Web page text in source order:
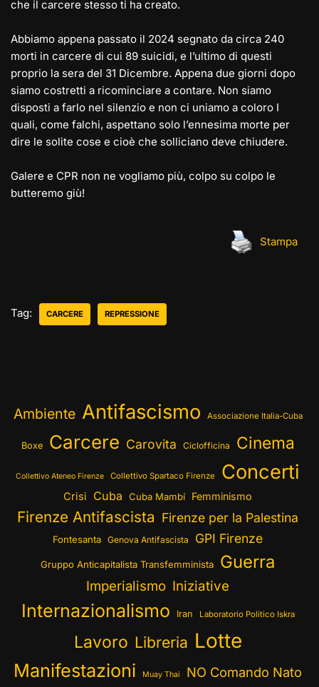
che il carcere stesso ti ha creato.
Abbiamo appena passato il 2024 segnato da circa 240
morti in carcere di cui 89 suicidi, e l’ultimo di questi
proprio la sera del 31 Dicembre. Appena due giorni dopo
siamo costretti a ricominciare a contare. Non siamo
disposti a farlo nel silenzio e non ci uniamo a coloro I
quali, come falchi, aspettano solo l’ennesima morte per
dire le solite cose e cioè che solliciano deve chiudere.
Galere e CPR non ne vogliamo più, colpo su colpo le
butteremo giù!
Stampa
Tag: CARCERE REPRESSIONE
Ambiente Antifascismo Associazione Italia-Cuba
Boxe Carcere Carovita Ciclofficina Cinema
Collettivo Ateneo Firenze Collettivo Spartaco Firenze Concerti
Crisi Cuba Cuba Mambí Femminismo
Firenze Antifascista Firenze per la Palestina
Fontesanta Genova Antifascista GPI Firenze
Gruppo Anticapitalista Transfemminista Guerra
Imperialismo Iniziative
Internazionalismo Iran Laboratorio Politico Iskra
Lavoro Libreria Lotte
Manifestazioni Muay Thai NO Comando Nato